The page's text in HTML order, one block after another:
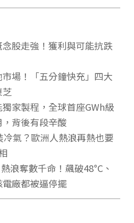
股走強！獲利與可能抗跌
場！「五分鐘快充」四大
芝
家製程，全球首座GWh級
背後有段辛酸
氣？歐洲人熱浪再熱也要
浪奪數千命！飆破48°C、
廠都被逼停擺